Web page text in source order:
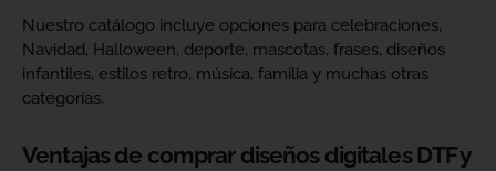
Nuestro catálogo incluye opciones para celebraciones,
Navidad, Halloween, deporte, mascotas, frases, diseños
infantiles, estilos retro, música, familia y muchas otras
categorías.
Ventajas de comprar diseños digitales DTF y